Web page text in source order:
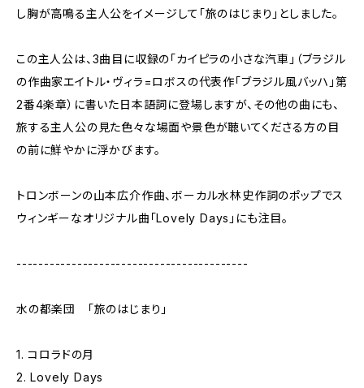
し胸が高鳴る主人公をイメージして「旅のはじまり」としました。
この主人公は、3曲目に収録の「カイピラの小さな汽車」（ブラジル
の作曲家エイトル・ヴィラ=ロボスの代表作「ブラジル風バッハ」第
2番4楽章）に書いた日本語詞に登場しますが、その他の曲にも、
旅する主人公の見た色々な場面や景色が聴いてくださる方の目
の前に鮮やかに浮かびます。
トロンボーンの山本広介作曲、ボーカル水林史作詞のポップでス
ウィンギーなオリジナル曲「Lovely Days」にも注目。
------------------------------------------
水の都楽団 「旅のはじまり」
1. コロラドの月
2. Lovely Days